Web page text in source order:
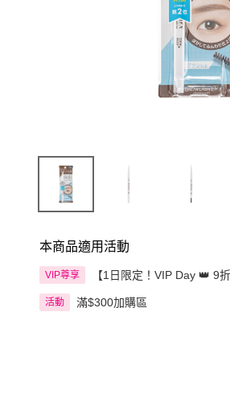
本商品適用活動
VIP尊享 【1日限定！VIP Day 👑 9折
活動 滿$300加購區